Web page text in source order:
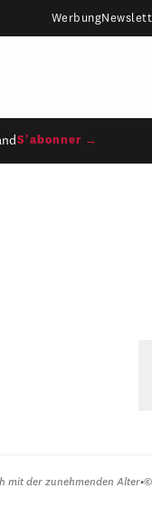
Werbung
S'abonner →
mit der zunehmenden Alter•©